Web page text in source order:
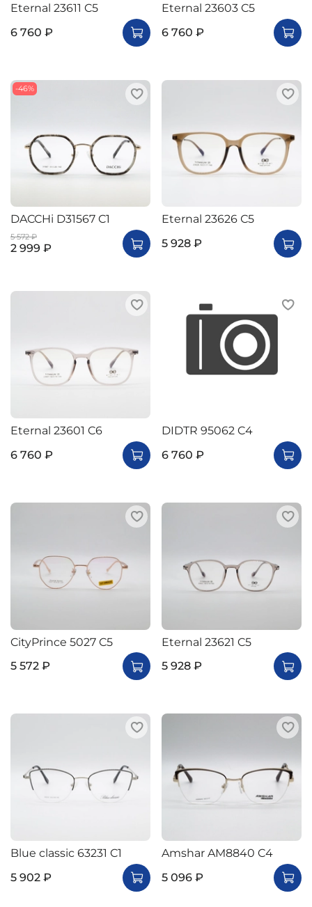
Eternal 23611 C5
6 760 ₽
Eternal 23603 C5
6 760 ₽
-46%
DACCHi D31567 C1
5 572 ₽
2 999 ₽
Eternal 23626 С5
5 928 ₽
Eternal 23601 C6
6 760 ₽
DIDTR 95062 C4
6 760 ₽
CityPrince 5027 C5
5 572 ₽
Eternal 23621 C5
5 928 ₽
Blue classic 63231 C1
5 902 ₽
Amshar AM8840 C4
5 096 ₽